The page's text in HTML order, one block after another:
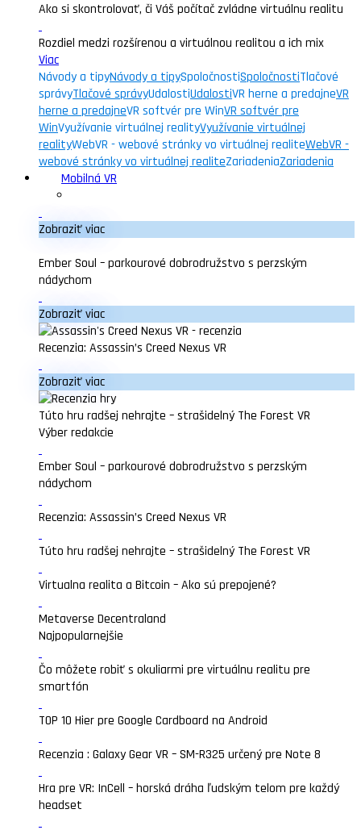
Ako si skontrolovať, či Váš počítač zvládne virtuálnu realitu
Rozdiel medzi rozšírenou a virtuálnou realitou a ich mix
Viac
Návody a tipyNávody a tipySpoločnostiSpoločnostiTlačové
správyTlačové správyUdalostiUdalostiVR herne a predajneVR
herne a predajneVR softvér pre WinVR softvér pre
WinVyužívanie virtuálnej realityVyužívanie virtuálnej
realityWebVR - webové stránky vo virtuálnej realiteWebVR -
webové stránky vo virtuálnej realiteZariadeniaZariadenia
Mobilná VR
Zobraziť viac
Ember Soul – parkourové dobrodružstvo s perzským
nádychom
Zobraziť viac
Recenzia: Assassin’s Creed Nexus VR
Zobraziť viac
Túto hru radšej nehrajte – strašidelný The Forest VR
Výber redakcie
Ember Soul – parkourové dobrodružstvo s perzským
nádychom
Recenzia: Assassin’s Creed Nexus VR
Túto hru radšej nehrajte – strašidelný The Forest VR
Virtualna realita a Bitcoin – Ako sú prepojené?
Metaverse Decentraland
Najpopularnejšie
Čo môžete robiť s okuliarmi pre virtuálnu realitu pre
smartfón
TOP 10 Hier pre Google Cardboard na Android
Recenzia : Galaxy Gear VR – SM-R325 určený pre Note 8
Hra pre VR: InCell – horská dráha ľudským telom pre každý
headset